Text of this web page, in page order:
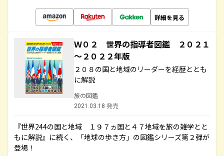
詳細を見る
Ｗ０２ 世界の指導者図鑑 ２０２１
～２０２２年版
２０８の国と地域のリーダーを経歴ととも
に解説
旅の図鑑
2021.03.18 発売
『世界244の国と地域 １９７ヵ国と４７地域を旅の雑学とと
もに解説』に続く、「地球の歩き方」の図鑑シリーズ第２弾が
登場！